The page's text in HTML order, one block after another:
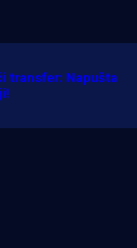
transfer: Napušta